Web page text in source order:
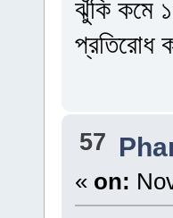
ঝুঁকি কমে
প্রতিরোধ
57
« on: